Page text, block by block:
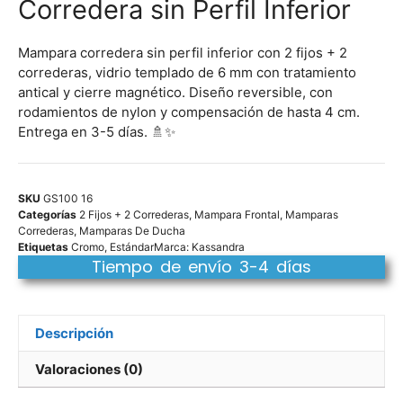
Corredera sin Perfil Inferior
Mampara corredera sin perfil inferior con 2 fijos + 2
correderas, vidrio templado de 6 mm con tratamiento
antical y cierre magnético. Diseño reversible, con
rodamientos de nylon y compensación de hasta 4 cm.
Entrega en 3-5 días. 🚿✨
SKU GS100 16
Categorías 2 Fijos + 2 Correderas, Mampara Frontal, Mamparas
Correderas, Mamparas De Ducha
Etiquetas Cromo, EstándarMarca: Kassandra
Tiempo de envío 3-4 días
Descripción
Valoraciones (0)